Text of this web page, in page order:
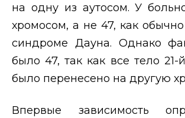
на одну из аутосом. У
хромосом, а не 47, как
синдроме Дауна. Однако
было 47, так как все тело 21-
было перенесено на другую
Впервые зависимость